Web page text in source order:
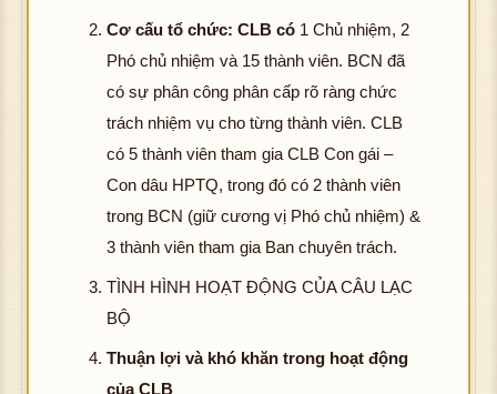
Cơ cấu tổ chức: CLB có 1 Chủ nhiệm, 2
Phó chủ nhiệm và 15 thành viên. BCN đã
có sự phân công phân cấp rõ ràng chức
trách nhiệm vụ cho từng thành viên. CLB
có 5 thành viên tham gia CLB Con gái –
Con dâu HPTQ, trong đó có 2 thành viên
trong BCN (giữ cương vị Phó chủ nhiệm) &
3 thành viên tham gia Ban chuyên trách.
TÌNH HÌNH HOẠT ĐỘNG CỦA CÂU LẠC
BỘ
Thuận lợi và khó khăn trong hoạt động
của CLB